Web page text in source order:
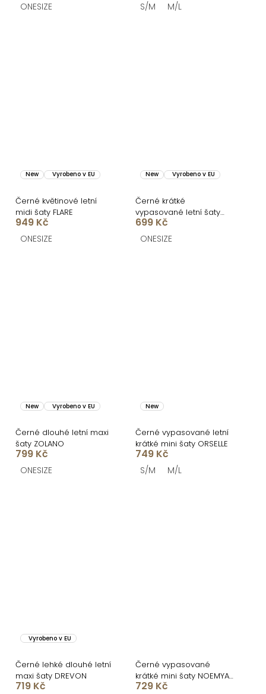
ONESIZE S/M M/L
New Vyrobeno v EU
Černé květinové letní
midi šaty FLARE
949 Kč
ONESIZE
New Vyrobeno v EU
Černé krátké
vypasované letní šaty
BRINELLE
699 Kč
ONESIZE
New Vyrobeno v EU
Černé dlouhé letní maxi
šaty ZOLANO
799 Kč
ONESIZE
New
Černé vypasované letní
krátké mini šaty ORSELLE
749 Kč
S/M M/L
Vyrobeno v EU
Černé lehké dlouhé letní
maxi šaty DREVON
719 Kč
Černé vypasované
krátké mini šaty NOEMYA
s krajkou
729 Kč